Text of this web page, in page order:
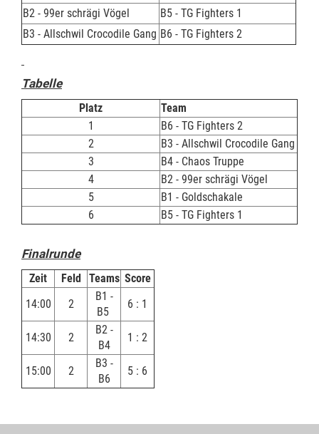
B2 - 99er schrägi Vögel
B5 - TG Fighters 1
B3 - Allschwil Crocodile Gang B6 - TG Fighters 2
Tabelle
Platz
Team
1
B6 - TG Fighters 2
2
B3 - Allschwil Crocodile Gang
3
B4 - Chaos Truppe
4
B2 - 99er schrägi Vögel
5
B1 - Goldschakale
6
B5 - TG Fighters 1
Finalrunde
Zeit Feld Teams Score
14:00
2
B1 -
B5
6 : 1
14:30 2
B2 -
B4
1 : 2
15:00 2
B3 -
B6
5 : 6